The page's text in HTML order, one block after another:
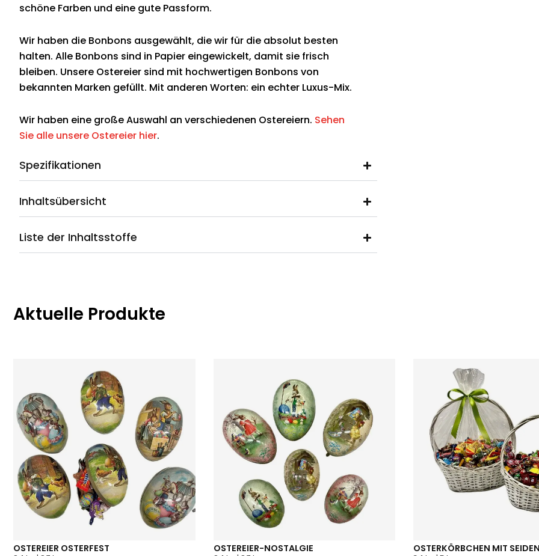
schöne Farben und eine gute Passform.
Wir haben die Bonbons ausgewählt, die wir für die absolut besten
halten. Alle Bonbons sind in Papier eingewickelt, damit sie frisch
bleiben. Unsere Ostereier sind mit hochwertigen Bonbons von
bekannten Marken gefüllt. Mit anderen Worten: ein echter Luxus-Mix.
Wir haben eine große Auswahl an verschiedenen Ostereiern. Sehen
Sie alle unsere Ostereier hier.
Spezifikationen
Inhaltsübersicht
Liste der Inhaltsstoffe
Aktuelle Produkte
OSTEREIER OSTERFEST OSTEREIER-NOSTALGIE OSTERKÖRBCHEN MIT